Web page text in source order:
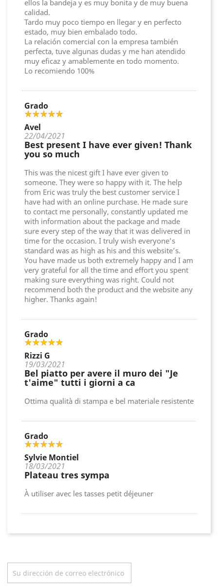
ellos la bandeja y es muy bonita y de muy buena
calidad.
Tardo muy poco tiempo en llegar y en perfecto
estado, muy bien embalado todo.
La relación comercial con la empresa también
perfecta, tuve algunas dudas y me han atendido
muy eficaz y amablemente en todo momento.
Lo recomiendo 100%
Grado
Avel
22/04/2021
Best present I have ever given! Thank
you so much
This was the nicest gift I have ever given to
someone. They were so happy with it. The help
from Eric was truly the best customer service I
have had with an online purchase. He made sure
to contact me personally, constantly updated me
with information about the package and made
sure every step of the way that it was delivered in
time for the occasion. I truly wish everyone’s
standard was as high as his and this website’s.
You have made us both extremely happy and I am
very grateful for all the time and effort you spent
making sure everything was right. Could not
recommend both the product and the website any
higher. Thanks again!
Grado
Rizzi G
19/03/2021
Bel piatto per avere il muro dei "Je
t'aime" tutti i giorni a ca
Ottima qualità di stampa e bel materiale resistente
Grado
Sylvie Montiel
18/03/2021
Plateau tres sympa
À utiliser avec les tasses petit déjeuner